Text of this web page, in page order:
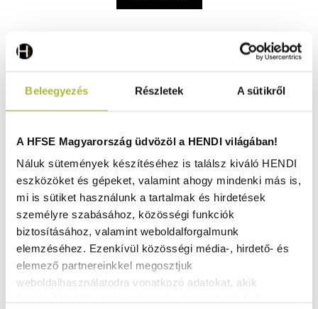
Beleegyezés Részletek A sütikről
A HFSE Magyarország üdvözöl a HENDI világában!
Náluk sütemények készítéséhez is találsz kiváló HENDI
eszközöket és gépeket, valamint ahogy mindenki más is,
mi is sütiket használunk a tartalmak és hirdetések
személyre szabásához, közösségi funkciók
biztosításához, valamint weboldalforgalmunk
elemzéséhez. Ezenkívül közösségi média-, hirdető- és
elemező partnereinkkel megosztjuk
weboldalhasználatodra vonatkozó adatokat, akik
Fonott oldalú kosarak – ovális – Fekete – 225x130x(H)55
mm - HENDI 426234